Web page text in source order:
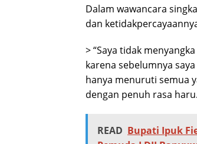
Dalam wawancara
dan
> “Saya tidak
karena sebelumnya
hanya menuruti semua
dengan penuh rasa haru.
READ Bupati Ipuk